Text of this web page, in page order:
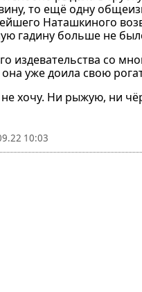
то ещё одну
Наташкиного
гадину больше не
издевательства со
уже доила свою
хочу. Ни рыжую, ни
10:03